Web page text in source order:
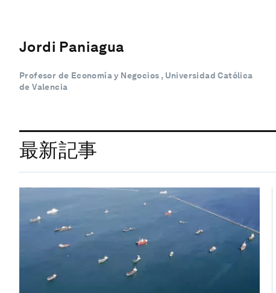
Jordi Paniagua
Profesor de Economía y Negocios , Universidad Católica
de Valencia
最新記事